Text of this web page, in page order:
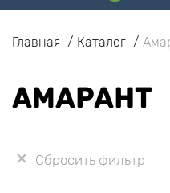
Главная Каталог
АМАРАНТ
Сбросить фильтр